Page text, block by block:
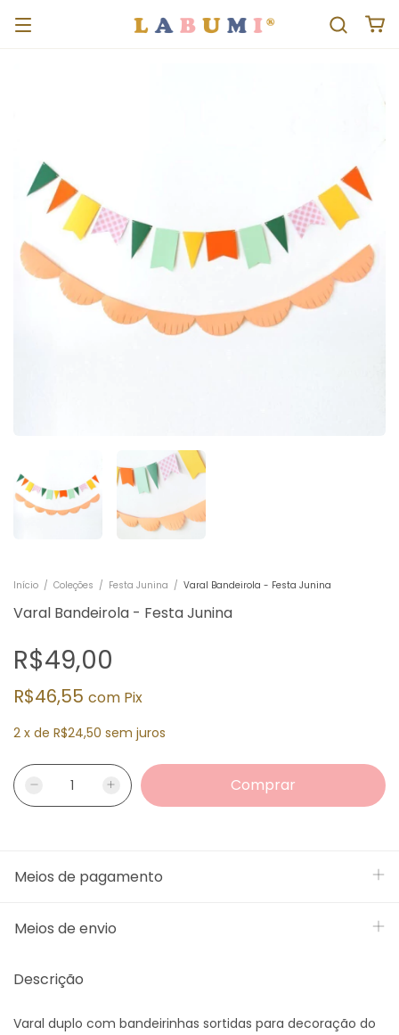
Início / Coleções / Festa Junina / Varal Bandeirola - Festa Junina
Varal Bandeirola - Festa Junina
R$49,00
R$46,55 com Pix
2 x de R$24,50 sem juros
Meios de pagamento
Meios de envio
Descrição
Varal duplo com bandeirinhas sortidas para decoração do